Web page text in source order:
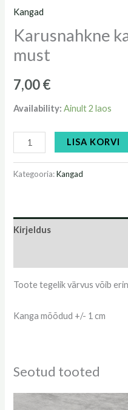
Kangad
Karusnahkne
must
7,00€
Availability: Ainult 2 laos
LISA KORVI
Kategooria:Kangad
Kirjeldus
Toote tegelik värvus võib
Kanga mõõdud +/- 1 cm
Seotud tooted